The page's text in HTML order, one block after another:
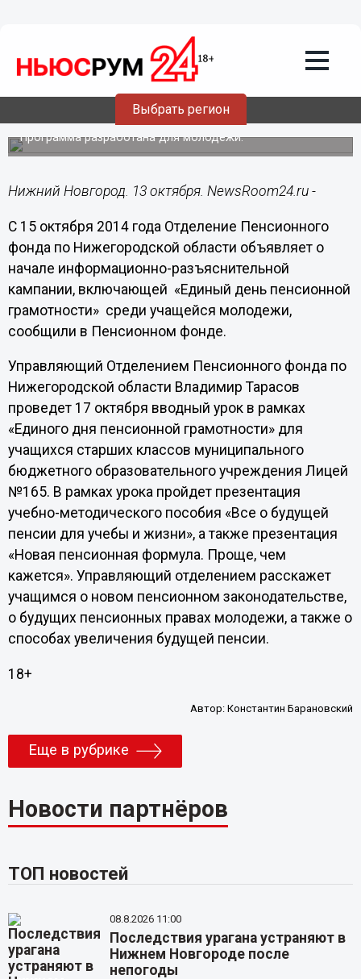
Выбрать регион
Пенсионный фонд Нижегородской
области запускает программу
пенсионной грамотности
Программа разработана для молодежи.
Нижний Новгород. 13 октября. NewsRoom24.ru -
С 15 октября 2014 года Отделение Пенсионного
фонда по Нижегородской области объявляет о
начале информационно-разъяснительной
кампании, включающей «Единый день пенсионной
грамотности» среди учащейся молодежи,
сообщили в Пенсионном фонде.
Управляющий Отделением Пенсионного фонда по
Нижегородской области Владимир Тарасов
проведет 17 октября вводный урок в рамках
«Единого дня пенсионной грамотности» для
учащихся старших классов муниципального
бюджетного образовательного учреждения Лицей
№165. В рамках урока пройдет презентация
учебно-методического пособия «Все о будущей
пенсии для учебы и жизни», а также презентация
«Новая пенсионная формула. Проще, чем
кажется». Управляющий отделением расскажет
учащимся о новом пенсионном законодательстве,
о будущих пенсионных правах молодежи, а также о
способах увеличения будущей пенсии.
18+
Автор:Константин Барановский
Еще в рубрике
Новости партнёров
ТОП новостей
08.8.2026 11:00
Последствия урагана устраняют в
Нижнем Новгороде после
непогоды